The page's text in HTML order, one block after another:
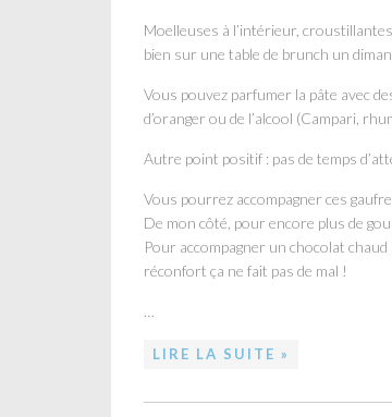
Moelleuses à l’intérieur,
bien sur une table de brunch un
Vous pouvez parfumer la pâte avec
d’oranger ou de l’alcool (Campari,
Autre point positif : pas de temps
Vous pourrez accompagner ces
De mon côté, pour encore plus de
Pour accompagner un chocolat
réconfort ça ne fait pas de mal !
…
LIRE LA SUITE »